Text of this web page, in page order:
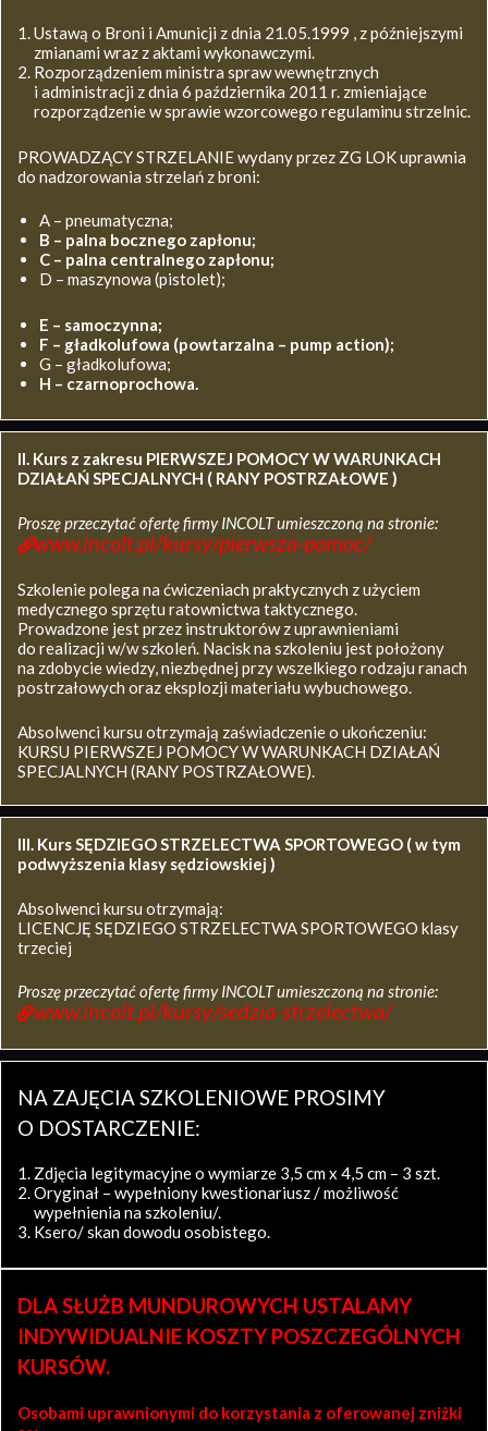
Ustawą o Broni i Amunicji z dnia 21.05.1999 , z późniejszymi
zmianami wraz z aktami wykonawczymi.
Rozporządzeniem ministra spraw wewnętrznych
i administracji z dnia 6 października 2011 r. zmieniające
rozporządzenie w sprawie wzorcowego regulaminu strzelnic.
PROWADZĄCY STRZELANIE wydany przez ZG LOK uprawnia
do nadzorowania strzelań z broni:
A – pneumatyczna;
B – palna bocznego zapłonu;
C – palna centralnego zapłonu;
D – maszynowa (pistolet);
E – samoczynna;
F – gładkolufowa (powtarzalna – pump action);
G – gładkolufowa;
H – czarnoprochowa.
II. Kurs z zakresu PIERWSZEJ POMOCY W WARUNKACH
DZIAŁAŃ SPECJALNYCH ( RANY POSTRZAŁOWE )
Proszę przeczytać ofertę firmy INCOLT umieszczoną na stronie:
www.incolt.pl/kursy/pierwsza-pomoc/
Szkolenie polega na ćwiczeniach praktycznych z użyciem
medycznego sprzętu ratownictwa taktycznego.
Prowadzone jest przez instruktorów z uprawnieniami
do realizacji w/w szkoleń. Nacisk na szkoleniu jest położony
na zdobycie wiedzy, niezbędnej przy wszelkiego rodzaju ranach
postrzałowych oraz eksplozji materiału wybuchowego.
Absolwenci kursu otrzymają zaświadczenie o ukończeniu:
KURSU PIERWSZEJ POMOCY W WARUNKACH DZIAŁAŃ
SPECJALNYCH (RANY POSTRZAŁOWE).
III. Kurs SĘDZIEGO STRZELECTWA SPORTOWEGO ( w tym
podwyższenia klasy sędziowskiej )
Absolwenci kursu otrzymają:
LICENCJĘ SĘDZIEGO STRZELECTWA SPORTOWEGO klasy
trzeciej
Proszę przeczytać ofertę firmy INCOLT umieszczoną na stronie:
www.incolt.pl/kursy/sedzia-strzelectwa/
NA ZAJĘCIA SZKOLENIOWE PROSIMY
O DOSTARCZENIE:
Zdjęcia legitymacyjne o wymiarze 3,5 cm x 4,5 cm – 3 szt.
Oryginał – wypełniony kwestionariusz / możliwość
wypełnienia na szkoleniu/.
Ksero/ skan dowodu osobistego.
DLA SŁUŻB MUNDUROWYCH USTALAMY
INDYWIDUALNIE KOSZTY POSZCZEGÓLNYCH
KURSÓW.
Osobami uprawnionymi do korzystania z oferowanej zniżki